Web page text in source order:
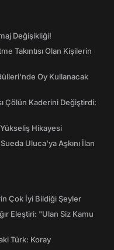
Değişikliği!
Takıntısı Olan Kişilerin
Oy Kullanacak
Çölün Kaderini Değiştirdi:
Hikayesi
Uluca'ya Aşkını İlan
Çok İyi Bildiği Şeyler
Eleştiri: "Ulan Siz Kamu
Türk: Koray